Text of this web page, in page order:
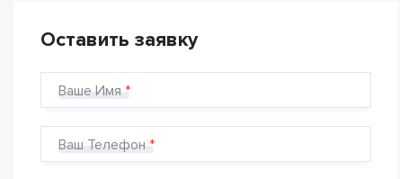
Оставить заявку
Ваше Имя
Ваш Телефон